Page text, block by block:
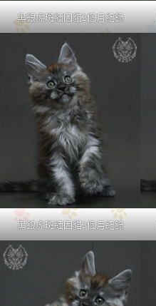
黑銀虎斑緬因貓2個月紀錄
黑銀虎斑緬因貓2個月紀錄